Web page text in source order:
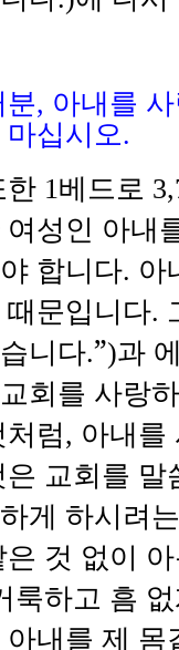
분, 아내를
십시오.
한 1베드로
여성인 아내
합니다. 아
때문입니다.
니다.”)과
교회를 사랑
처럼, 아내를
은 교회를 말
게 하시려는
은 것 없이
룩하고 흠
아내를 제 몸